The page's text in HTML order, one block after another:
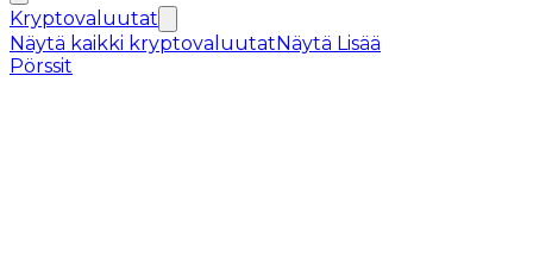
Kryptovaluutat
Näytä kaikki kryptovaluutatNäytä Lisää
Pörssit